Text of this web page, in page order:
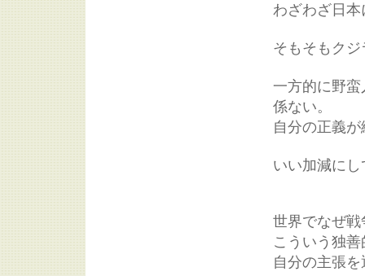
わざわざ日
そもそもク
一方的に野
係ない。
自分の正義
いい加減に
世界でなぜ
こういう独
自分の主張